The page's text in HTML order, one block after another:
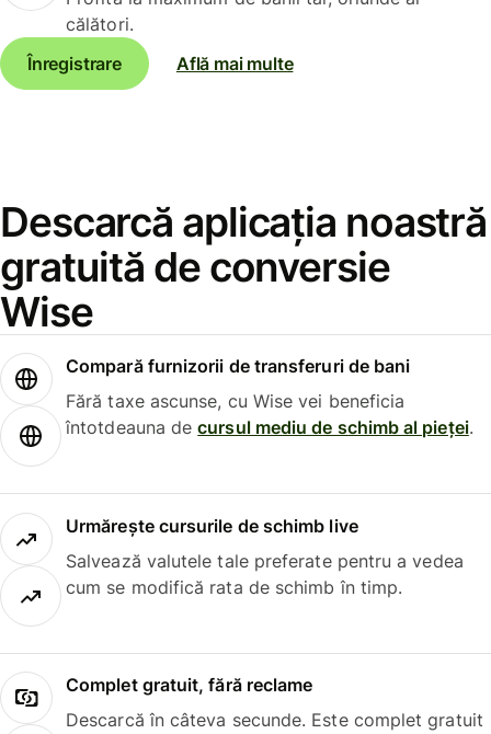
călători.
Înregistrare
Află mai multe
Descarcă aplicația noastră
gratuită de conversie
Wise
Compară furnizorii de transferuri de bani
Fără taxe ascunse, cu Wise vei beneficia
întotdeauna decursul mediu de schimb al pieței.
Urmărește cursurile de schimb live
Salvează valutele tale preferate pentru a vedea
cum se modifică rata de schimb în timp.
Complet gratuit, fără reclame
Descarcă în câteva secunde. Este complet gratuit